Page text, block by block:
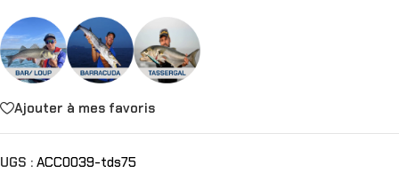
Ajouter à mes favoris
UGS : ACC0039-tds75